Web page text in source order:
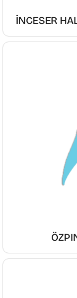
İNCESER